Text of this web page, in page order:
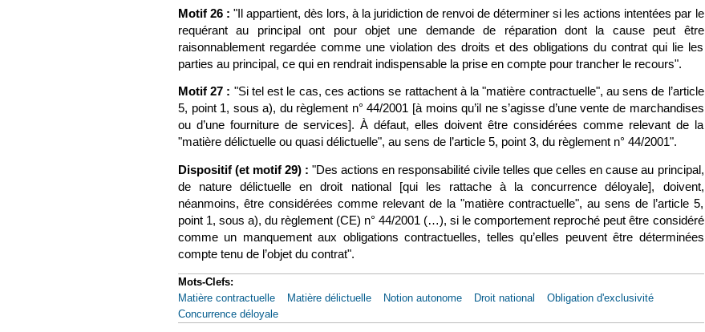
Motif 26 : " Il appartient, dès lors, à la juridiction de renvoi de déterminer si les actions intentées par le
requérant au principal ont pour objet une demande de réparation dont la cause peut être
raisonnablement regardée comme une violation des droits et des obligations du contrat qui lie les
parties au principal, ce qui en rendrait indispensable la prise en compte pour trancher le recours".
Motif 27 : "Si tel est le cas, ces actions se rattachent à la "matière contractuelle", au sens de l’article
5, point 1, sous a), du règlement n° 44/2001 [à moins qu’il ne s’agisse d’une vente de marchandises
ou d’une fourniture de services]. À défaut, elles doivent être considérées comme relevant de la
"matière délictuelle ou quasi délictuelle", au sens de l’article 5, point 3, du règlement n° 44/2001".
Dispositif (et motif 29) : "Des actions en responsabilité civile telles que celles en cause au principal,
de nature délictuelle en droit national [qui les rattache à la concurrence déloyale], doivent,
néanmoins, être considérées comme relevant de la "matière contractuelle", au sens de l’article 5,
point 1, sous a), du règlement (CE) n° 44/2001 (…), si le comportement reproché peut être considéré
comme un manquement aux obligations contractuelles, telles qu’elles peuvent être déterminées
compte tenu de l’objet du contrat".
Mots-Clefs:
Matière contractuelle
Matière délictuelle Notion autonome Droit national
Obligation d'exclusivité
Concurrence déloyale